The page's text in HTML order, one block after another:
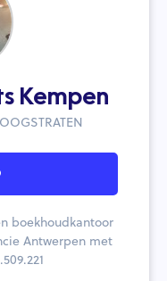
Kempen
boekhoudkantoor
Antwerpen met